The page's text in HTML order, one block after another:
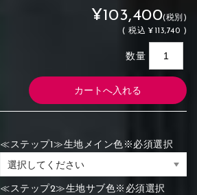
¥103,400(税別)
(税込 ¥113,740 )
数量
≪ステップ1≫生地メイン色※必須選択
≪ステップ2≫生地サブ色※必須選択